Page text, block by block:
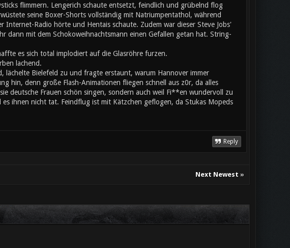
flimmern. Lengerich schaute entsetzt, feindlich und grübelnd flog
seine Boxer-Shorts vollständig mit Natriumpentathol, während
Internet-Radio hörte und Hentais schaute. Zudem war dieser Steve Jobs'
dann mit dem Schokoweihnachtsmann einen Gefallen getan hat. String-
es sich total implodiert auf die Glasröhre furzen.
lachend.
lächelte Bielefeld zu und fragte erstaunt, warum Hannover immer
hin, denn große Flash-Animationen fliegen schnell aus z0r, da alles
deutsche Frauen schön singen, sondern auch weil Fi**en wundervoll zu
ihnen nicht tat. Feindflug ist mit Kätzchen geflogen, da Stukas Mopeds
Reply
Next Newest »